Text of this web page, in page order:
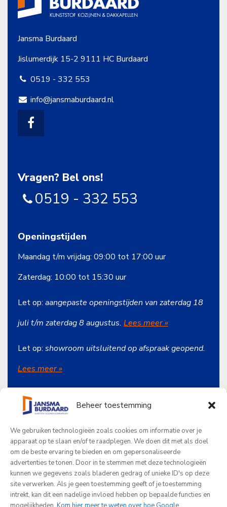
Beheer toestemming
We gebruiken technologieën zoals cookies om informatie over je
apparaat op te slaan en/of te raadplegen. We doen dit met als doel
om de beste ervaring te bieden en om gepersonaliseerde
advertenties te tonen. Door in te stemmen met deze technologieën
kunnen we gegevens zoals bladeren gedrag of unieke ID's op deze
site verwerken. Als je geen toestemming geeft of je toestemming
intrekt, kan dit een nadelige invloed hebben op bepaalde functies en
Jansma Burdaard
Jislumerdijk 15-2 9111 HC Burdaard
0519 - 332 553
info@jansmaburdaard.nl
Vragen? Bel ons!
0519 - 332 553
Openingstijden
Maandag t/m vrijdag: 09:00 tot 17:00 uur
Zaterdag: 10:00 tot 15:30 uur
Let op: aangepaste openingstijden van zaterdag 18
juli t/m zaterdag 8 augustus. Lees meer »
Let op: showroom uitsluitend op afspraak geopend.
Lees meer»
Onze producten
Jansma Burdaard
Beoordelingen
© 2026 - Jansma Burdaard
Word jij onze nieuwe collega?